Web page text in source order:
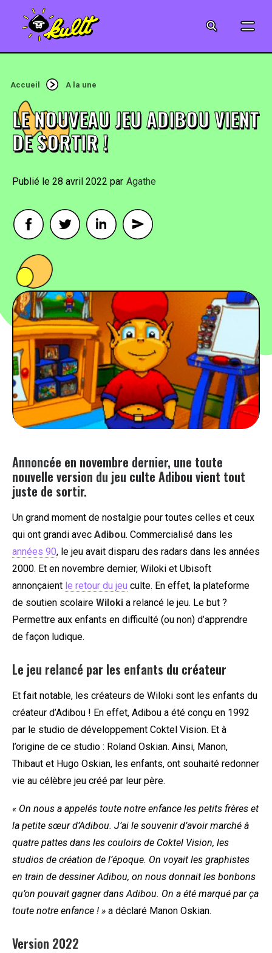
MUSIQUE
JEUX-VIDÉO
PEOPLE
FOOD
BONS PLANS
SOUTENEZ KULTT
Accueil A la une
LE NOUVEAU JEU ADIBOU VIENT
DE SORTIR !
28 avril 2022 By Agathe
Annoncée en novembre dernier, une toute
nouvelle version du jeu culte Adibou vient tout
juste de sortir.
Un grand moment de nostalgie pour toutes celles et ceux
qui ont grandi avec Adibou. Commercialisé dans les
années 90, le jeu avait disparu des radars dans les années
2000. Et en novembre dernier, Wiloki et Ubisoft
annonçaient le retour du jeu culte. En effet, la plateforme
de soutien scolaire Wiloki a relancé le jeu. Le but ?
Permettre aux enfants en difficulté (ou non) d’apprendre
de façon ludique.
Le jeu relancé par les enfants du créateur
Et fait notable, les créateurs de Wiloki sont les enfants du
créateur d’Adibou ! En effet, Adibou a été conçu en 1992
par le studio de développement Coktel Vision. Et à
l’origine de ce studio : Roland Oskian. Ainsi, Manon,
Thibaut et Hugo Oskian, les enfants, ont souhaité redonner
vie au célèbre jeu créé par leur père.
« On nous a appelés toute notre enfance les petits frères et
la petite sœur d’Adibou. J’ai le souvenir d’avoir marché à
quatre pattes dans les couloirs de Coktel Vision, les
studios de création de l’époque. On voyait les graphistes
en train de dessiner Adibou, on nous donnait les bonbons
qu’on pouvait gagner dans Adibou. On a été marqué par ça
toute notre enfance ! » a déclaré Manon Oskian.
Version 2022